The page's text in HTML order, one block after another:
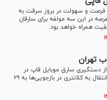
و سهولت در بروز سرقت به
در این سه مولفه برای سارقان
همراه خواهد بود.
دستگیری سارق موبایل قاپ در
جنوب تهران خبر داد و گفت: سارق پس از انتقال به کلانتری در بازجویی‌ها به ۲۹